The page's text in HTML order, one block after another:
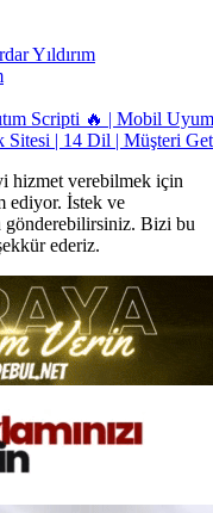
Yıldırım
Scripti 🔥 | Mobil
Sitesi | 14 Dil | Müşteri
hizmet verebilmek için
ediyor. İstek ve
gönderebilirsiniz. Bizi bu
ederiz.